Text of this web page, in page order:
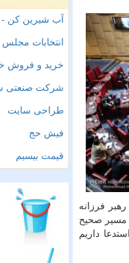
فرزانه
مسیر صحیح
داریم
آب شیرین کن
انتخابات
خرید و فروش
شرکت
طراحی سایت
فیش حج
قیمت بیسیم